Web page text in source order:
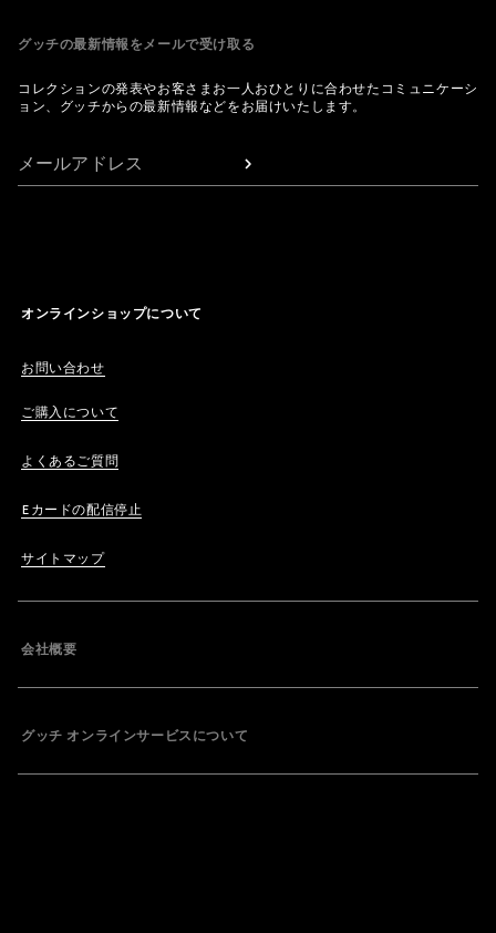
グッチの最新情報をメールで受け取る
コレクションの発表やお客さまお一人おひとりに合わせたコミュニケーシ
ョン、グッチからの最新情報などをお届けいたします。
メールアドレス
オンラインショップについて
お問い合わせ
ご購入について
よくあるご質問
Eカードの配信停止
サイトマップ
会社概要
グッチ オンラインサービスについて